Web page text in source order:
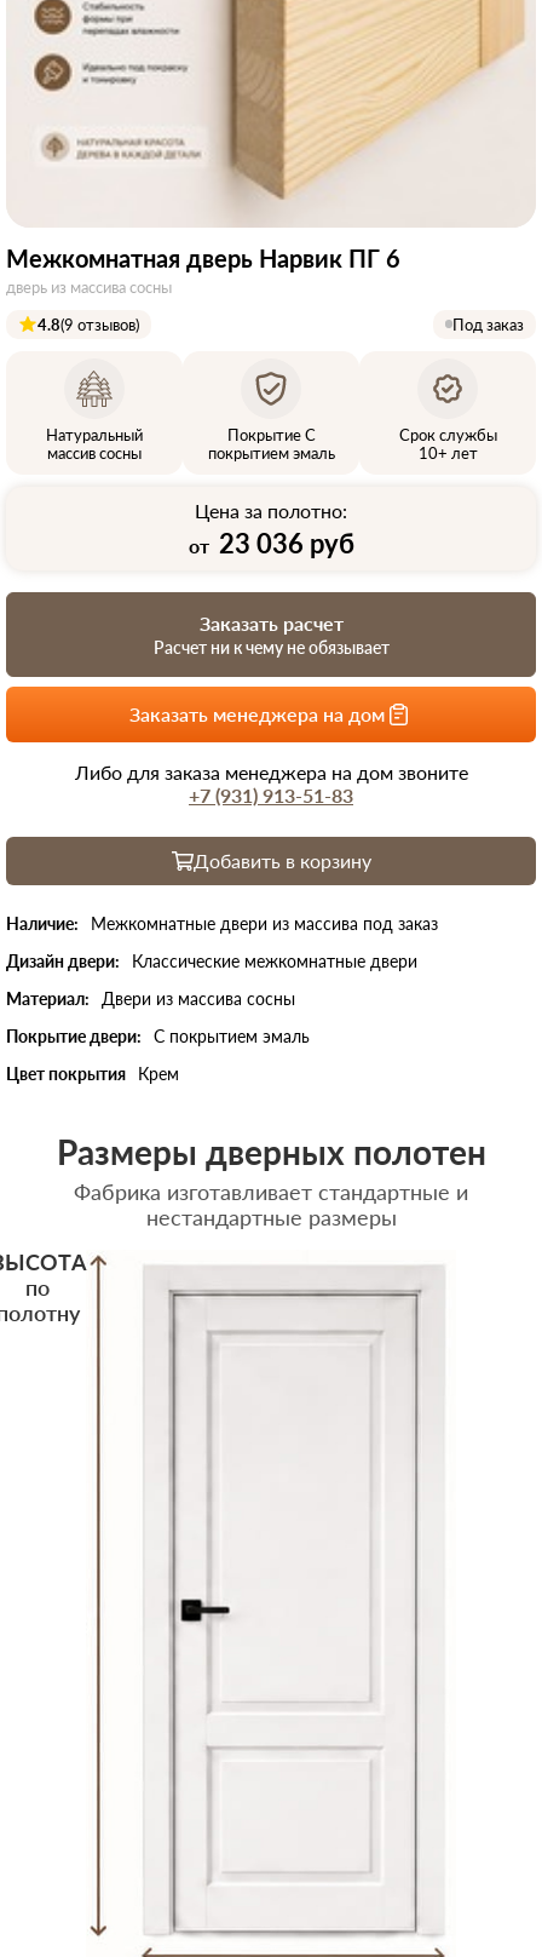
Межкомнатная дверь Нарвик ПГ 6
дверь из массива сосны
4.8(9 отзывов) Под заказ
Натуральный
массив сосны
Покрытие С
покрытием эмаль
Срок службы
10+ лет
Цена за полотно:
от 23 036 руб
Добавить в корзину
Наличие:
Межкомнатные двери из массива под заказ
Дизайн двери:
Классические межкомнатные двери
Материал:
Двери из массива сосны
Покрытие двери:
С покрытием эмаль
Цвет покрытия
Крем
Заказать расчет
Расчет ни к чему не обязывает
Заказать менеджера на дом
Либо для заказа менеджера на дом звоните
+7 (931) 913-51-83
Размеры дверных полотен
Фабрика изготавливает стандартные и
нестандартные размеры
по